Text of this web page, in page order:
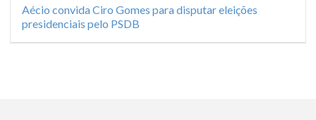
Aécio convida Ciro Gomes para disputar eleições
presidenciais pelo PSDB